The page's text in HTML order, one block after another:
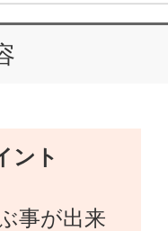
ント
事が出来